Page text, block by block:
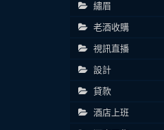
繡眉
老酒收購
視訊直播
設計
貸款
酒店上班